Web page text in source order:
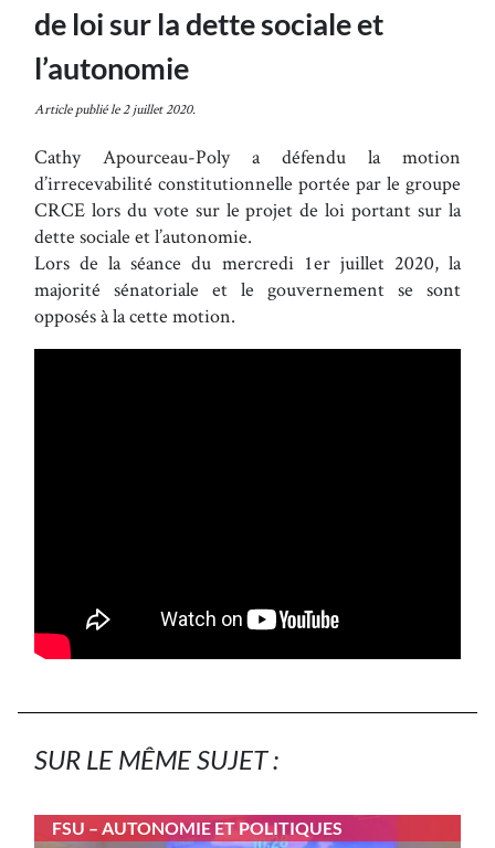
de loi sur la dette sociale et
l’autonomie
Article publié le 2 juillet 2020.
Cathy Apourceau-Poly a défendu la motion
d’irrecevabilité constitutionnelle portée par le groupe
CRCE lors du vote sur le projet de loi portant sur la
dette sociale et l’autonomie.
Lors de la séance du mercredi 1er juillet 2020, la
majorité sénatoriale et le gouvernement se sont
opposés à la cette motion.
SUR LE MÊME SUJET :
FSU – AUTONOMIE ET POLITIQUES